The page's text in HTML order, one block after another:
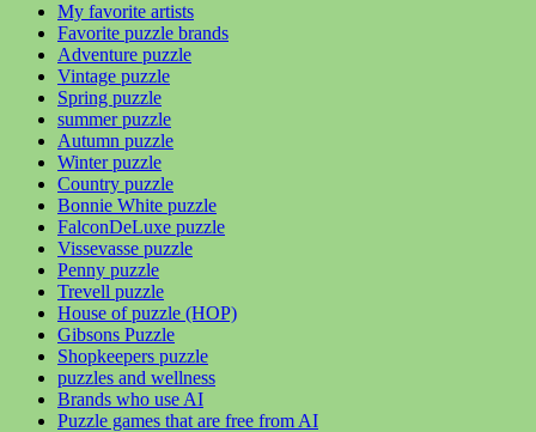
My favorite artists
Favorite puzzle brands
Adventure puzzle
Vintage puzzle
Spring puzzle
summer puzzle
Autumn puzzle
Winter puzzle
Country puzzle
Bonnie White puzzle
FalconDeLuxe puzzle
Vissevasse puzzle
Penny puzzle
Trevell puzzle
House of puzzle (HOP)
Gibsons Puzzle
Shopkeepers puzzle
puzzles and wellness
Brands who use AI
Puzzle games that are free from AI